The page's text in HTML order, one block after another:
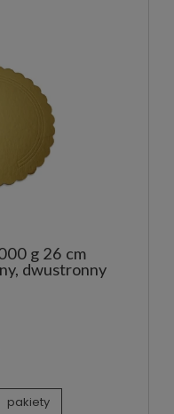
g 26 cm
dwustronny
pakiety